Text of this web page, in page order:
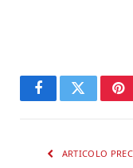
FacebookTwitter
ARTICOLO